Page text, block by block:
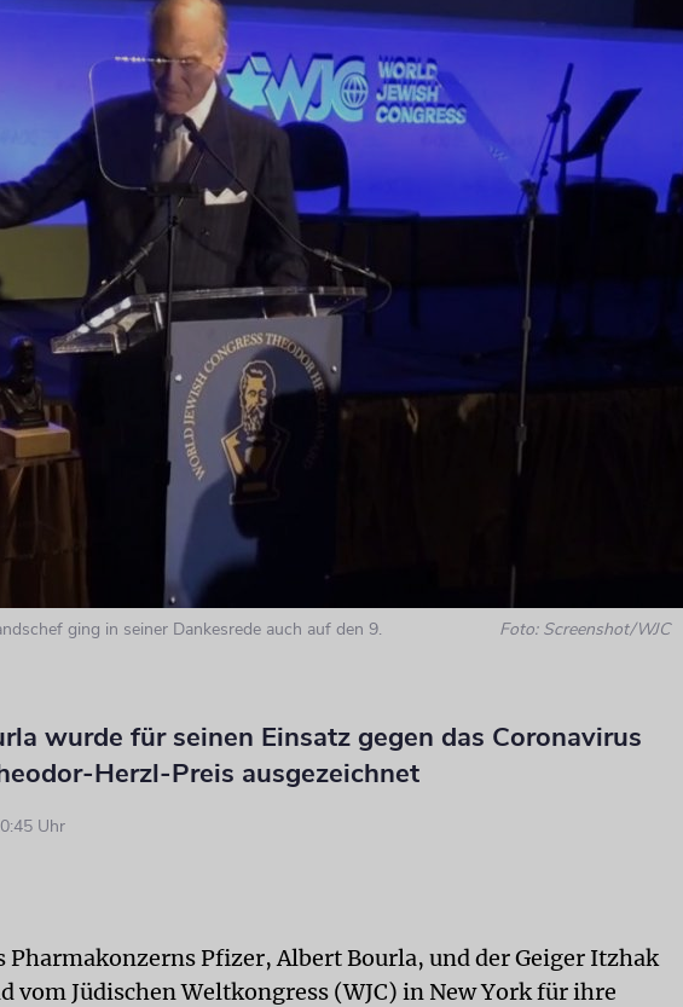
ging in seiner Dankesrede auch auf den 9.
Foto: Screenshot/WJC
wurde für seinen Einsatz gegen das Coronavirus
Herzl-Preis ausgezeichnet
Uhr
Pharmakonzerns Pfizer, Albert Bourla, und der Geiger Itzhak
vom Jüdischen Weltkongress (WJC) in New York für ihre